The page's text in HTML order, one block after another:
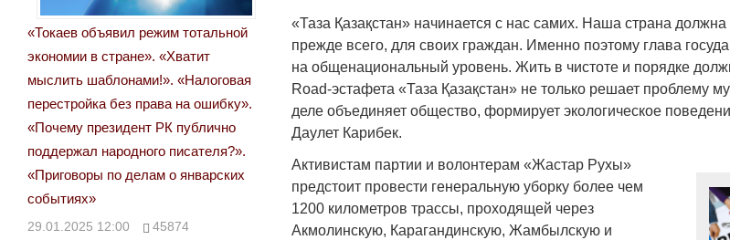
«Таза Қазақстан» начинается с нас самих. Наша страна
прежде всего, для своих граждан. Именно поэтому глава
на общенациональный уровень. Жить в чистоте и порядке
Road-эстафета «Таза Қазақстан» не только решает проблему
деле объединяет общество, формирует экологическое
Даулет Карибек.
Активистам партии и волонтерам «Жастар Рухы»
предстоит провести генеральную уборку более чем
1200 километров трассы, проходящей через
Акмолинскую, Карагандинскую, Жамбылскую и
«Токаев объявил режим тотальной
экономии в стране». «Хватит
мыслить шаблонами!». «Налоговая
перестройка без права на ошибку».
«Почему президент РК публично
поддержал народного писателя?».
«Приговоры по делам о январских
событиях»
29.01.2025 12:00 45874